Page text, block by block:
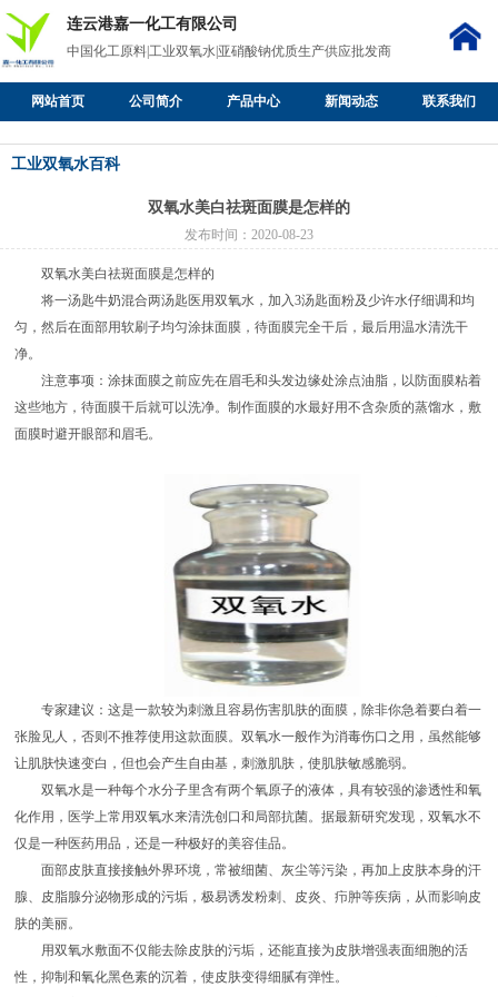
连云港嘉一化工有限公司
中国化工原料|工业双氧水|亚硝酸钠优质生产供应批发商
网站首页 公司简介 产品中心 新闻动态 联系我们
工业双氧水百科
双氧水美白祛斑面膜是怎样的
发布时间：2020-08-23
双氧水美白祛斑面膜是怎样的
将一汤匙牛奶混合两汤匙医用双氧水，加入3汤匙面粉及少许水仔细调和均
匀，然后在面部用软刷子均匀涂抹面膜，待面膜完全干后，最后用温水清洗干
净。
注意事项：涂抹面膜之前应先在眉毛和头发边缘处涂点油脂，以防面膜粘着
这些地方，待面膜干后就可以洗净。制作面膜的水最好用不含杂质的蒸馏水，敷
面膜时避开眼部和眉毛。
专家建议：这是一款较为刺激且容易伤害肌肤的面膜，除非你急着要白着一
张脸见人，否则不推荐使用这款面膜。双氧水一般作为消毒伤口之用，虽然能够
让肌肤快速变白，但也会产生自由基，刺激肌肤，使肌肤敏感脆弱。
双氧水是一种每个水分子里含有两个氧原子的液体，具有较强的渗透性和氧
化作用，医学上常用双氧水来清洗创口和局部抗菌。据最新研究发现，双氧水不
仅是一种医药用品，还是一种极好的美容佳品。
面部皮肤直接接触外界环境，常被细菌、灰尘等污染，再加上皮肤本身的汗
腺、皮脂腺分泌物形成的污垢，极易诱发粉刺、皮炎、疖肿等疾病，从而影响皮
肤的美丽。
用双氧水敷面不仅能去除皮肤的污垢，还能直接为皮肤增强表面细胞的活
性，抑制和氧化黑色素的沉着，使皮肤变得细腻有弹性。